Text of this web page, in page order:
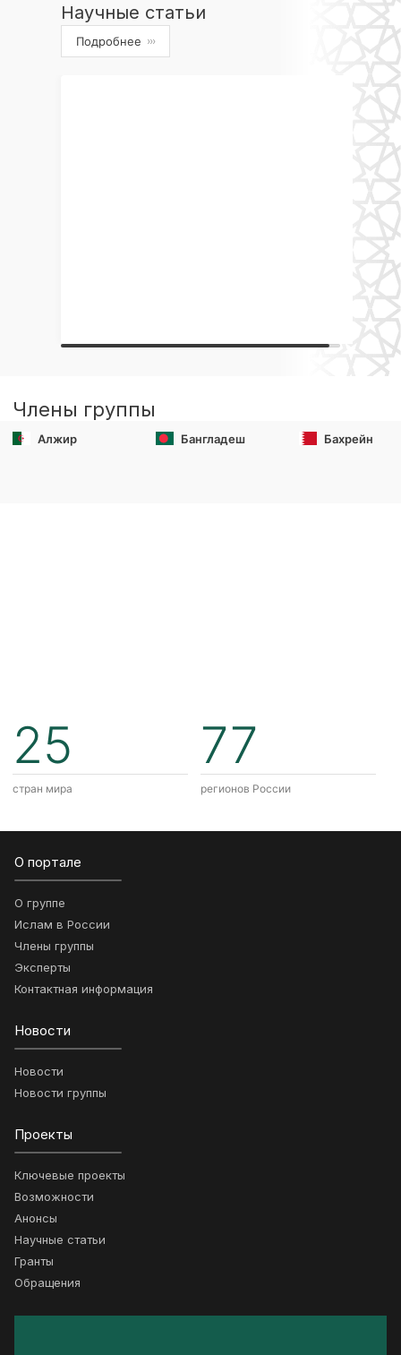
Научные статьи
Подробнее ›››
Члены группы
Алжир Бангладеш Бахрейн
25
стран мира
77
регионов России
О портале
О группе
Ислам в России
Члены группы
Эксперты
Контактная информация
Новости
Новости
Новости группы
Проекты
Ключевые проекты
Возможности
Анонсы
Научные статьи
Гранты
Обращения